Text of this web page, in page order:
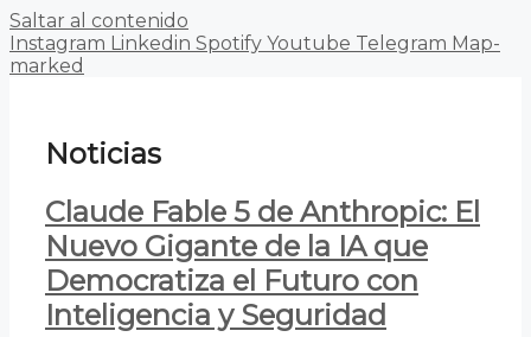
Saltar al contenido
Instagram Linkedin Spotify Youtube Telegram Map-
marked
Noticias
Claude Fable 5 de Anthropic: El
Nuevo Gigante de la IA que
Democratiza el Futuro con
Inteligencia y Seguridad